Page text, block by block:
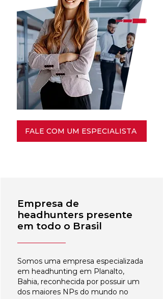
FALE COM UM ESPECIALISTA
Empresa de
headhunters presente
em todo o Brasil
Somos uma empresa especializada
em headhunting em Planalto,
Bahia, reconhecida por possuir um
dos maiores NPs do mundo no